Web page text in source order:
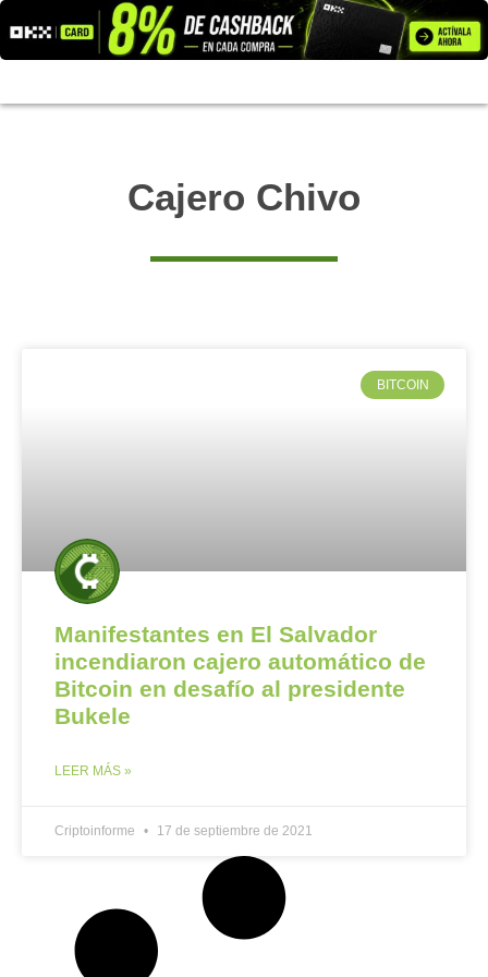
al
contenido
Cajero Chivo
BITCOIN
Manifestantes en El Salvador
incendiaron cajero automático de
Bitcoin en desafío al presidente
Bukele
LEER MÁS »
Criptoinforme 17 de septiembre de 2021